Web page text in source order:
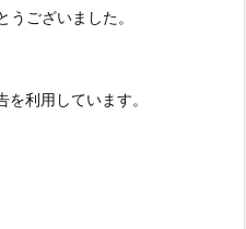
ございました。
利用しています。